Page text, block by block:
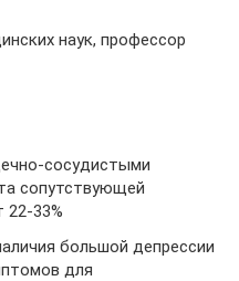
наук, профессор
сосудистыми
сопутствующей
22-33%
большой депрессии
для